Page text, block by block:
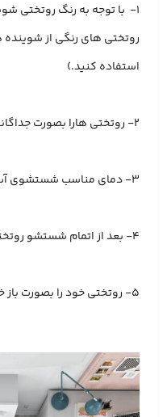
1- با توجه به رنگ روتختی
روتختی های رنگی از
استفاده کنید.)
2- روتختی هارا بصورت جداگانه در ماشین لباسشویی بیندازید.
3- دمای مناسب شستشوی آب 30 درجه سانتی گراد می‌باشد.
4- بعد از اتمام شستشو روتختی را از لباسشویی خارج کنید.
5- روتختی خود را بصورت باز خشک کنید.